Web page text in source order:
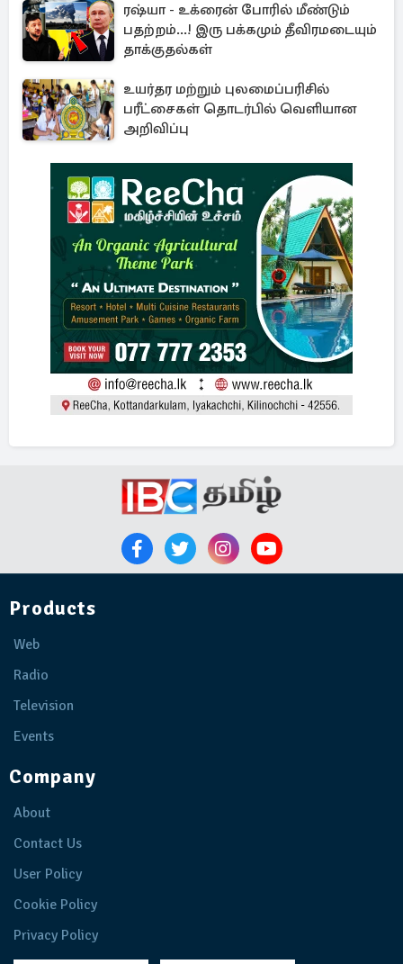
ரஷ்யா - உக்ரைன் போரில் மீண்டும்
பதற்றம்...! இரு பக்கமும் தீவிரமடையும்
தாக்குதல்கள்
உயர்தர மற்றும் புலமைப்பரிசில்
பரீட்சைகள் தொடர்பில் வெளியான
அறிவிப்பு
Products
Web
Radio
Television
Events
Company
About
Contact Us
User Policy
Cookie Policy
Privacy Policy